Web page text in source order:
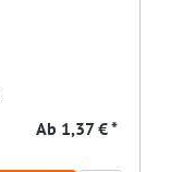
Ab 1,37 € *